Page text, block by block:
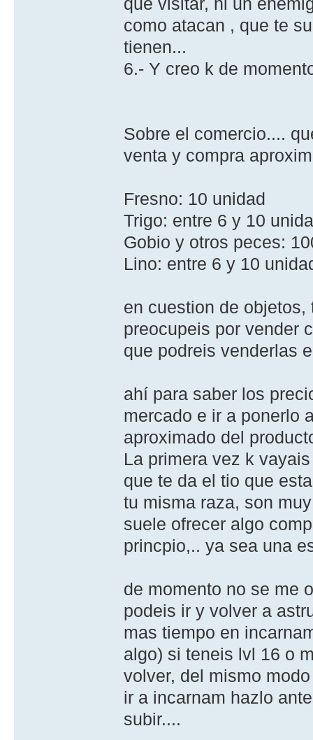
como atacan , que te
tienen...
6.- Y creo k de
Sobre el comercio....
venta y compra
Fresno: 10 unidad
Trigo: entre 6 y 10
Gobio y otros peces:
Lino: entre 6 y 10
en cuestion de
preocupeis por vender
que podreis venderlas
ahí para saber los
mercado e ir a ponerlo
aproximado del
La primera vez k
que te da el tio que
tu misma raza, son
suele ofrecer algo
princpio,.. ya sea una
de momento no se me
podeis ir y volver a
mas tiempo en
algo) si teneis lvl 16 o
volver, del mismo
ir a incarnam hazlo
subir....